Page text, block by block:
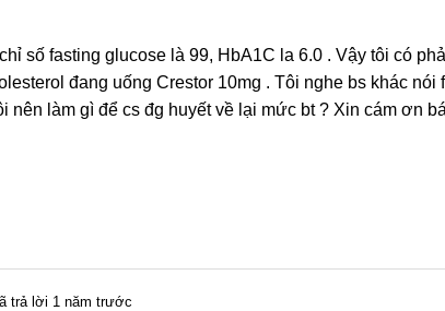
số fasting glucose là 99, HbA1C la 6.0 . Vậy tôi có
đang uống Crestor 10mg . Tôi nghe bs khác
nên làm gì để cs đg huyết về lại mức bt ? Xin cám ơn
trả lời 1 năm trước